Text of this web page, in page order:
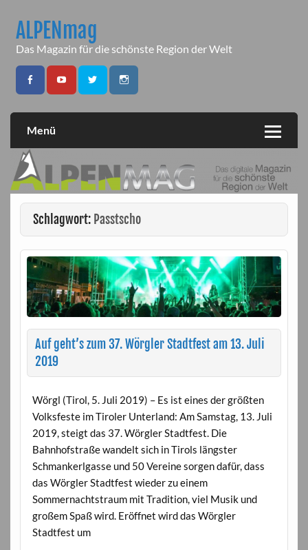
contentALPENmag
Das Magazin für die schönste Region der Welt
Menü
Schlagwort: Passtscho
Auf geht’s zum 37. Wörgler Stadtfest am 13. Juli
2019
Wörgl (Tirol, 5. Juli 2019) – Es ist eines der größten
Volksfeste im Tiroler Unterland: Am Samstag, 13. Juli
2019, steigt das 37. Wörgler Stadtfest. Die
Bahnhofstraße wandelt sich in Tirols längster
Schmankerlgasse und 50 Vereine sorgen dafür, dass
das Wörgler Stadtfest wieder zu einem
Sommernachtstraum mit Tradition, viel Musik und
großem Spaß wird. Eröffnet wird das Wörgler
Stadtfest um